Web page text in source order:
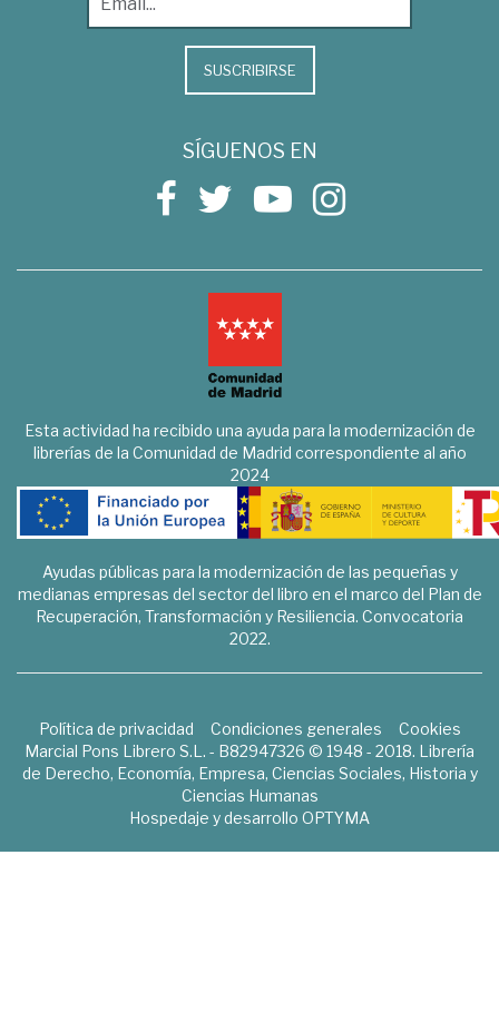
SUSCRIBIRSE
SÍGUENOS EN
Esta actividad ha recibido una ayuda para la modernización de
librerías de la Comunidad de Madrid correspondiente al año
2024
Ayudas públicas para la modernización de las pequeñas y
medianas empresas del sector del libro en el marco del Plan de
Recuperación, Transformación y Resiliencia. Convocatoria
2022.
Política de privacidad Condiciones generales
Cookies
Marcial Pons Librero S.L. - B82947326 © 1948 - 2018. Librería
de Derecho, Economía, Empresa, Ciencias Sociales, Historia y
Ciencias Humanas
Hospedaje y desarrollo OPTYMA